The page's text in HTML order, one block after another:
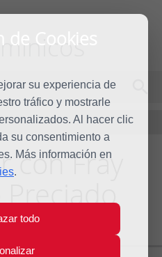
de Cookies
su experiencia de
tráfico y mostrarle
Al hacer clic
su consentimiento a
Más información en
.
todo
con Fray
O.P.